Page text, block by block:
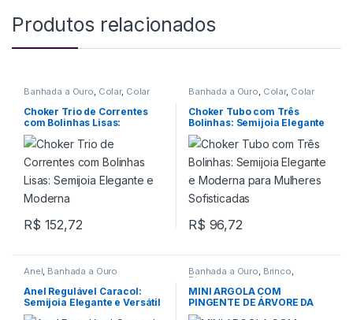
Produtos relacionados
Banhada a Ouro, Colar, Colar
Choker Trio de Correntes
com Bolinhas Lisas:
Semijoia Elegante e
Moderna
R$ 152,72
Banhada a Ouro, Colar, Colar
Choker Tubo com Três
Bolinhas: Semijoia Elegante
e Moderna para Mulheres
Sofisticadas
R$ 96,72
Anel, Banhada a Ouro
Anel Regulável Caracol:
Semijoia Elegante e Versátil
para Todas as Ocasiões
Banhada a Ouro, Brinco,
Pingente
MINI ARGOLA COM
PINGENTE DE ÁRVORE DA
VIDA CRAVEJADO (019278)